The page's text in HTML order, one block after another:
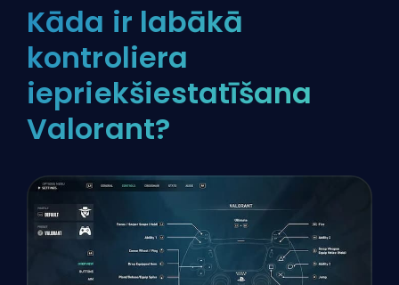
Kāda ir labākā
kontroliera
iepriekšiestatīšana
Valorant?